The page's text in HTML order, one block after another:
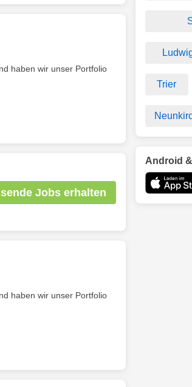
haben wir unser Portfolio
Jobs erhalten
haben wir unser Portfolio
Trier
Android